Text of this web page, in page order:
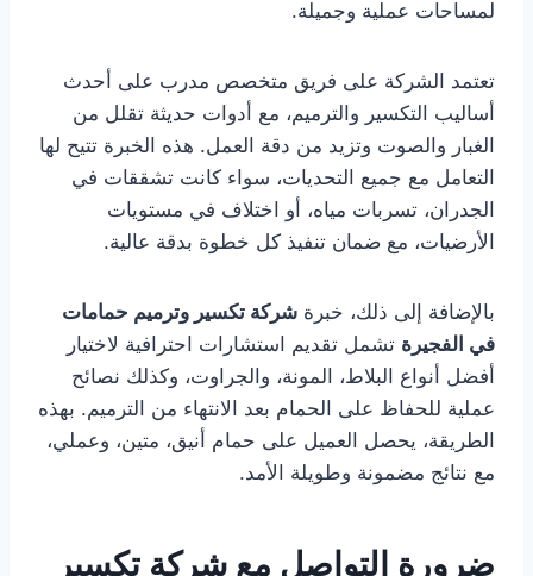
لمساحات عملية وجميلة.
تعتمد الشركة على فريق متخصص مدرب على أحدث
أساليب التكسير والترميم، مع أدوات حديثة تقلل من
الغبار والصوت وتزيد من دقة العمل. هذه الخبرة تتيح لها
التعامل مع جميع التحديات، سواء كانت تشققات في
الجدران، تسربات مياه، أو اختلاف في مستويات
الأرضيات، مع ضمان تنفيذ كل خطوة بدقة عالية.
بالإضافة إلى ذلك، خبرة شركة تكسير وترميم حمامات
في الفجيرة تشمل تقديم استشارات احترافية لاختيار
أفضل أنواع البلاط، المونة، والجراوت، وكذلك نصائح
عملية للحفاظ على الحمام بعد الانتهاء من الترميم. بهذه
الطريقة، يحصل العميل على حمام أنيق، متين، وعملي،
مع نتائج مضمونة وطويلة الأمد.
ضرورة التواصل مع شركة تكسير